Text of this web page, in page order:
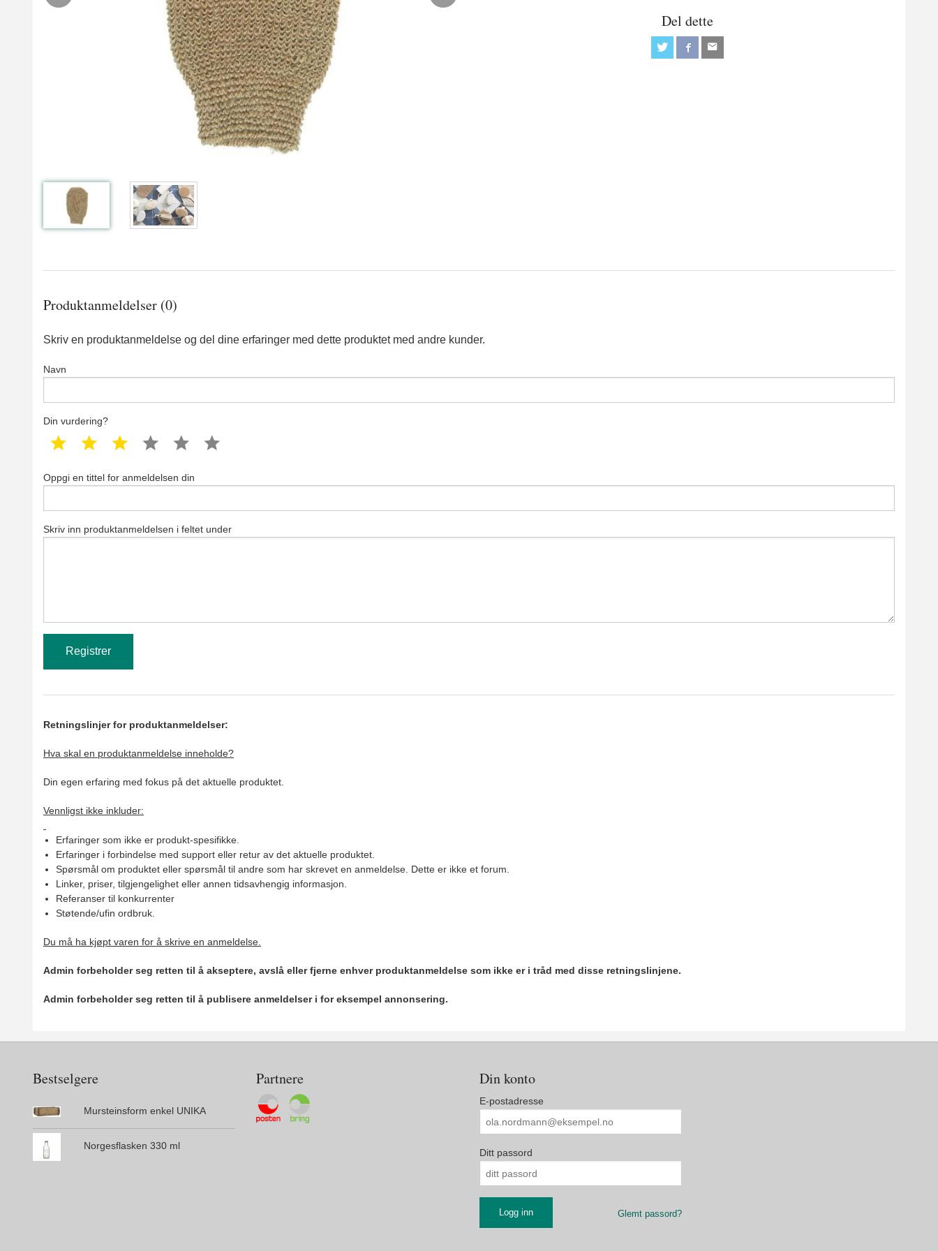
Del dette
Produktanmeldelser (0)
Skriv en produktanmeldelse og del dine erfaringer med dette produktet med andre kunder.
Navn
Din vurdering?
1 star 2 star 3 star 4 star 5 star
Oppgi en tittel for anmeldelsen din
Skriv inn produktanmeldelsen i feltet under
Retningslinjer for produktanmeldelser:
Hva skal en produktanmeldelse inneholde?
Din egen erfaring med fokus på det aktuelle produktet.
Vennligst ikke inkluder:
Erfaringer som ikke er produkt-spesifikke.
Erfaringer i forbindelse med support eller retur av det aktuelle produktet.
Spørsmål om produktet eller spørsmål til andre som har skrevet en anmeldelse. Dette er ikke et forum.
Linker, priser, tilgjengelighet eller annen tidsavhengig informasjon.
Referanser til konkurrenter
Støtende/ufin ordbruk.
Du må ha kjøpt varen for å skrive en anmeldelse.
Admin forbeholder seg retten til å akseptere, avslå eller fjerne enhver produktanmeldelse som ikke er i tråd med disse retningslinjene.
Admin forbeholder seg retten til å publisere anmeldelser i for eksempel annonsering.
Bestselgere
Mursteinsform enkel UNIKA
Norgesflasken 330 ml
Partnere Din konto
E-postadresse
Ditt passord
Glemt passord?